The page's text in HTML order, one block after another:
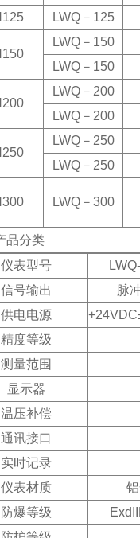
LWQ－125
LWQ－150
LWQ－150
LWQ－200
LWQ－200
LWQ－250
LWQ－250
LWQ－300
品分类
仪表型号
信号输出
脉
供电电源
+24VDC
精度等级
测量范围
显示器
温压补偿
通讯接口
实时记录
仪表材质
防爆等级